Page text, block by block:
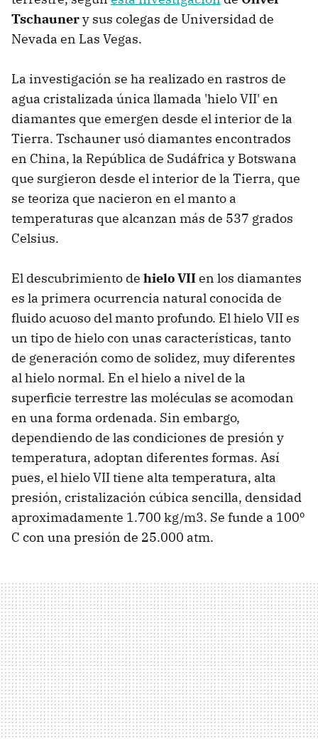
Tschaunery sus colegas de Universidad de
Nevada en Las Vegas.
La investigación se ha realizado en rastros de
agua cristalizada única llamada 'hielo VII' en
diamantes que emergen desde el interior de la
Tierra. Tschauner usó diamantes encontrados
en China, la República de Sudáfrica y Botswana
que surgieron desde el interior de la Tierra, que
se teoriza que nacieron en el manto a
temperaturas que alcanzan más de 537 grados
Celsius.
El descubrimiento de hielo VIIen los diamantes
es la primera ocurrencia natural conocida de
fluido acuoso del manto profundo. El hielo VII es
un tipo de hielo con unas características, tanto
de generación como de solidez, muy diferentes
al hielo normal. En el hielo a nivel de la
superficie terrestre las moléculas se acomodan
en una forma ordenada. Sin embargo,
dependiendo de las condiciones de presión y
temperatura, adoptan diferentes formas. Así
pues, el hielo VII tiene alta temperatura, alta
presión, cristalización cúbica sencilla, densidad
aproximadamente 1.700 kg/m3. Se funde a 100º
C con una presión de 25.000 atm.